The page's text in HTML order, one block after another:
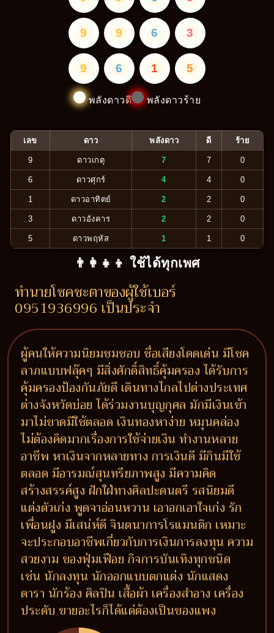
9 9 6 3
9 6 1 5
พลังดาวดี พลังดาวร้าย
เลข ดาว พลังดาว ดี ร้าย
9 ดาวเกตุ 7 7 0
6 ดาวศุกร์ 4 4 0
1 ดาวอาทิตย์ 2 2 0
3 ดาวอังคาร 2 2 0
5 ดาวพฤหัส 1 1 0
👨‍👩‍👧‍👦 ใช้ได้ทุกเพศ
ทำนายโชคชะตาของผู้ใช้เบอร์
0951936996 เป็นประจำ
ผู้คนให้ความนิยมชมชอบ ชื่อเสียงโดดเด่น มีโชค
ลาภแบบฟลุ๊คๆ มีสิ่งศักดิ์สิทธิ์คุ้มครอง ได้รับการ
คุ้มครองป้องกันภัยดี เดินทางไกลไปต่างประเทศ
ต่างจังหวัดบ่อย ได้ร่วมงานบุญกุศล มักมีเงินเข้า
มาไม่ขาดมีใช้ตลอด เงินทองหาง่าย หมุนคล่อง
ไม่ต้องคิดมากเรื่องการใช้จ่ายเงิน ทำงานหลาย
อาชีพ หาเงินจากหลายทาง การเงินดี มีกินมีใช้
ตลอด มีอารมณ์สุนทรียภาพสูง มีความคิด
สร้างสรรค์สูง ฝักใฝ่ทางศิลปะดนตรี รสนิยมดี
แต่งตัวเก่ง พูดจาอ่อนหวาน เอาอกเอาใจเก่ง รัก
เพื่อนฝูง มีเสน่ห์ดี จินตนาการโรแมนติก เหมาะ
จะประกอบอาชีพเกี่ยวกับการเงินการลงทุน ความ
สวยงาม ของฟุ่มเฟือย กิจการบันเทิงทุกชนิด
เช่น นักลงทุน นักออกแบบตกแต่ง นักแสดง
ดารา นักร้อง ศิลปิน เสื้อผ้า เครื่องสำอาง เครื่อง
ประดับ ขายอะไรก็ได้แต่ต้องเป็นของแพง